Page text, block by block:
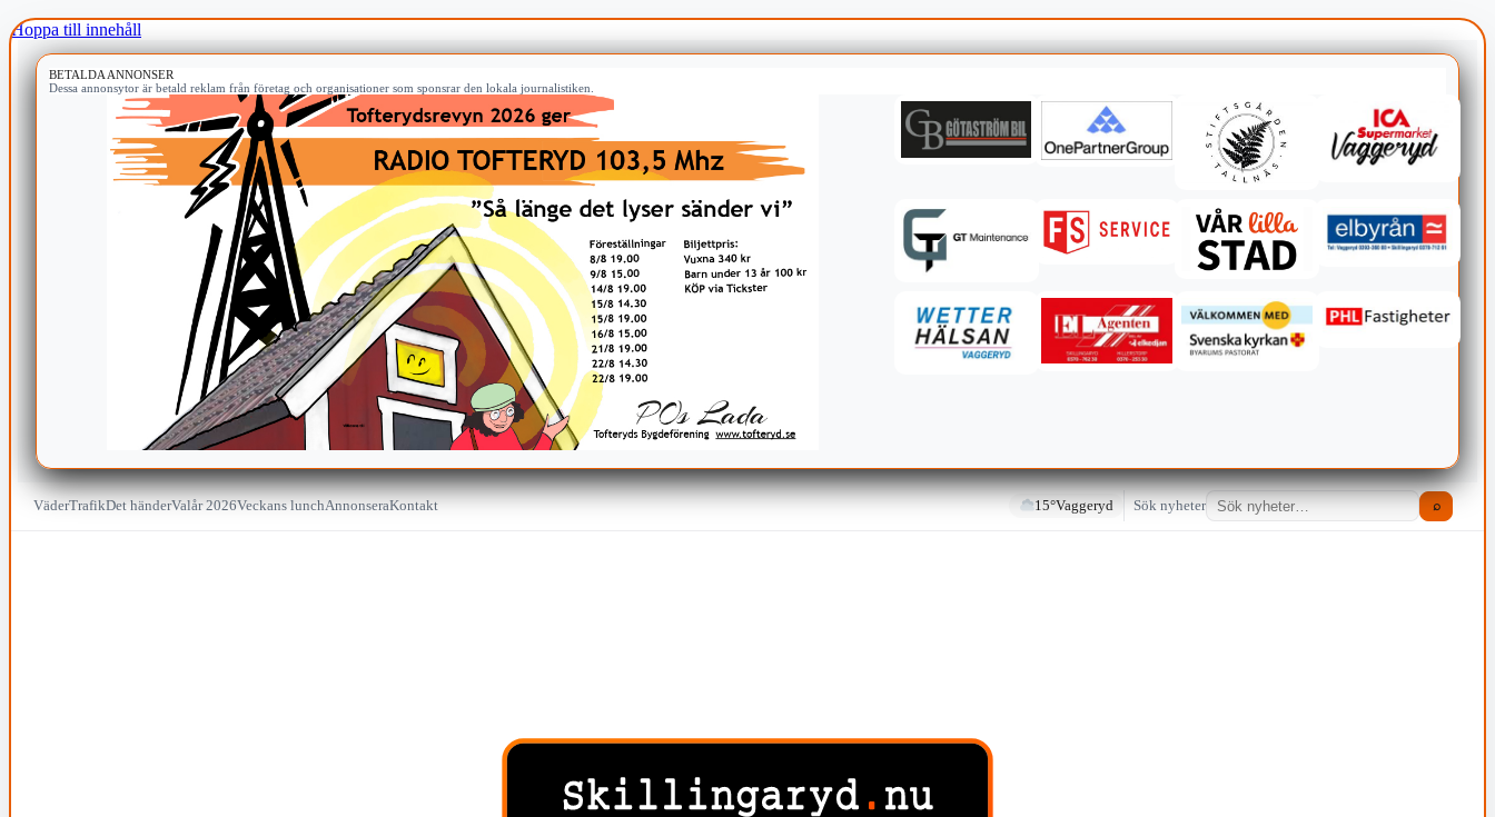
Hoppa till innehåll
BETALDA ANNONSER
Dessa annonsytor är betald reklam från företag och organisationer som sponsrar den lokala journalistiken.
VäderTrafikDet händerValår 2026Veckans lunchAnnonseraKontakt 15°Vaggeryd Sök nyheter ⌕